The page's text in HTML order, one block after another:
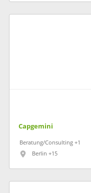
Capgemini
Beratung/Consulting +1
Berlin +15